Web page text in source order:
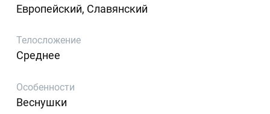
Европейский, Славянский
Телосложение
Среднее
Особенности
Веснушки